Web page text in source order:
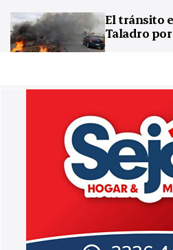
El tránsito
Taladro